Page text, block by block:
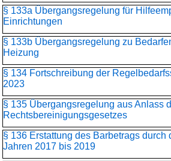
§ 133a Übergangsregelung für
Einrichtungen
§ 133b Übergangsregelung zu
Heizung
§ 134 Fortschreibung der
2023
§ 135 Übergangsregelung aus Anlass
Rechtsbereinigungsgesetzes
§ 136 Erstattung des Barbetrags durch
Jahren 2017 bis 2019